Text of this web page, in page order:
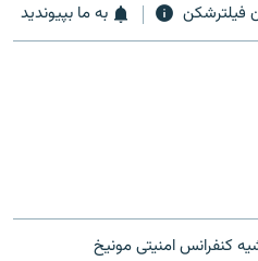
فیلترشکن به ما بپیوندید
کنفرانس امنیتی مونیخ